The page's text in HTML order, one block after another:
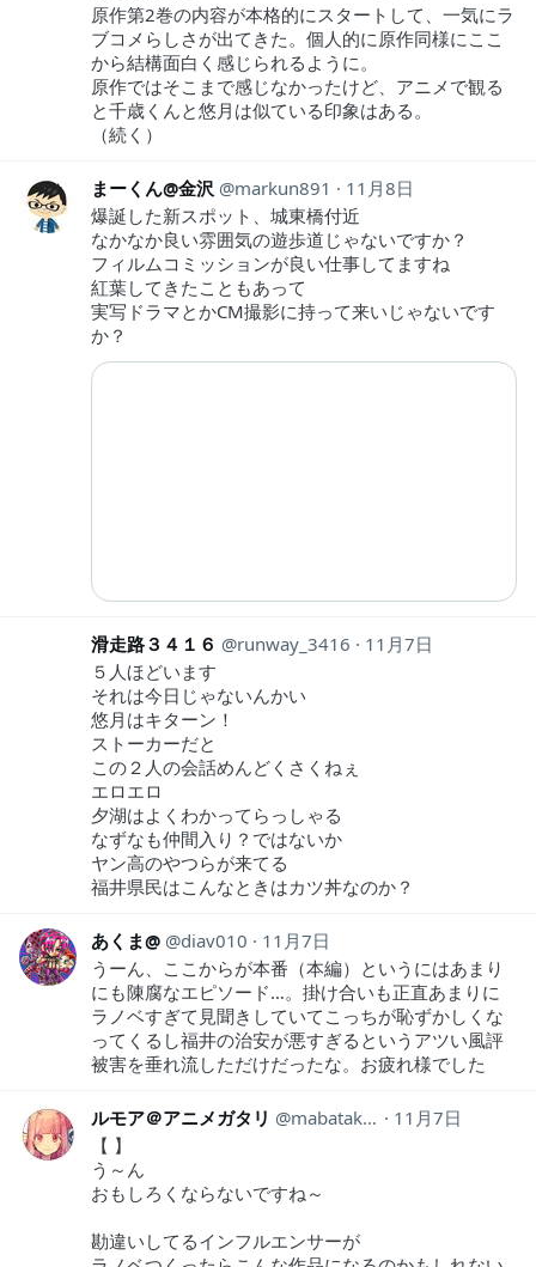
原作第2巻の内容が本格的にスタートして、一気にラ
ブコメらしさが出てきた。個人的に原作同様にここ
から結構面白く感じられるように。
原作ではそこまで感じなかったけど、アニメで観る
と千歳くんと悠月は似ている印象はある。
（続く）
まーくん@金沢 markun891
11月8日
爆誕した新スポット、城東橋付近
なかなか良い雰囲気の遊歩道じゃないですか？
フィルムコミッションが良い仕事してますね
紅葉してきたこともあって
実写ドラマとかCM撮影に持って来いじゃないです
か？
滑走路３４１６ runway_3416
11月7日
５人ほどいます
それは今日じゃないんかい
悠月はキターン！
ストーカーだと
この２人の会話めんどくさくねぇ
エロエロ
夕湖はよくわかってらっしゃる
なずなも仲間入り？ではないか
ヤン高のやつらが来てる
福井県民はこんなときはカツ丼なのか？
あくま@ diav010
11月7日
うーん、ここからが本番（本編）というにはあまり
にも陳腐なエピソード…。掛け合いも正直あまりに
ラノベすぎて見聞きしていてこっちが恥ずかしくな
ってくるし福井の治安が悪すぎるというアツい風評
被害を垂れ流しただけだったな。お疲れ様でした
ルモア＠アニメガタリ mabatakiJPX
11月7日
【 】
う～ん
おもしろくならないですね～
勘違いしてるインフルエンサーが